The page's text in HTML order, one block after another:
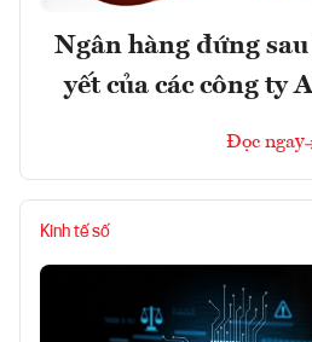
Ngân hàng đứng
yết của các công ty
Đọc ngay
Kinh tế số